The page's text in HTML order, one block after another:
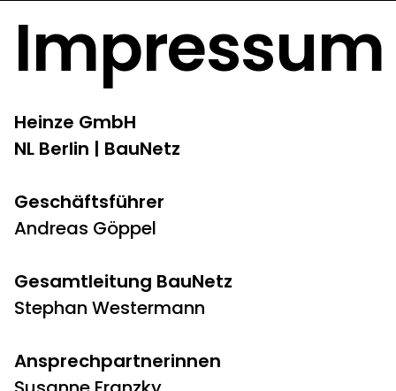
Impressum
Heinze GmbH
NL Berlin | BauNetz
Geschäftsführer
Andreas Göppel
Gesamtleitung BauNetz
Stephan Westermann
Ansprechpartnerinnen